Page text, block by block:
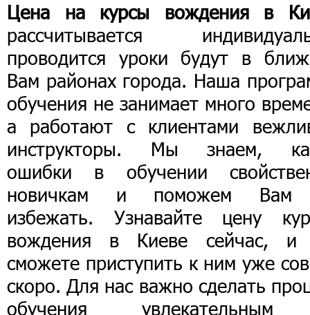
Цена на курсы вождения в
рассчитывается
проводится уроки будут в
Вам районах города. Наша
обучения не занимает много
а работают с клиентами
инструкторы. Мы знаем,
ошибки в обучении
новичкам и поможем Вам
избежать. Узнавайте цену
вождения в Киеве сейчас,
сможете приступить к ним уже
скоро. Для нас важно сделать
обучения